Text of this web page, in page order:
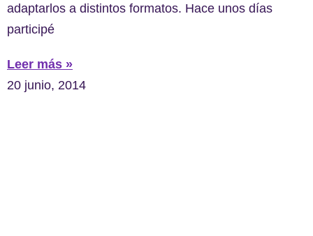
adaptarlos a distintos formatos. Hace unos días
participé
Leer más »
20 junio, 2014